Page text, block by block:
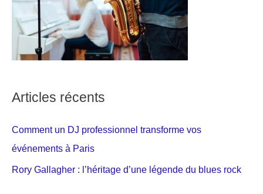
Articles récents
Comment un DJ professionnel transforme vos
événements à Paris
Rory Gallagher : l’héritage d’une légende du blues rock